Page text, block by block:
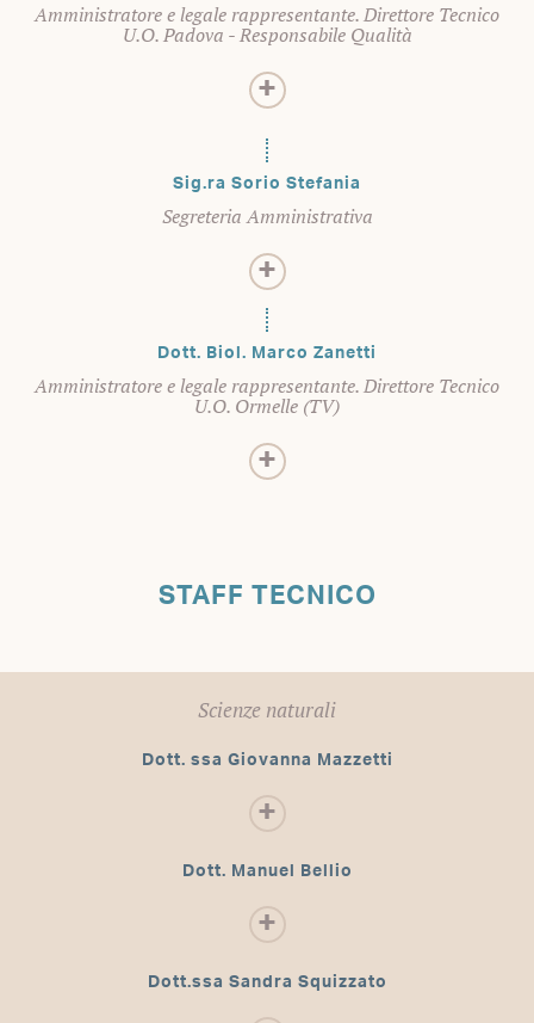
Amministratore e legale rappresentante. Direttore Tecnico
U.O. Padova - Responsabile Qualità
Sig.ra Sorio Stefania
Segreteria Amministrativa
Dott. Biol. Marco Zanetti
Amministratore e legale rappresentante. Direttore Tecnico
U.O. Ormelle (TV)
STAFF TECNICO
Scienze naturali
Dott. ssa Giovanna Mazzetti
Dott. Manuel Bellio
Dott.ssa Sandra Squizzato